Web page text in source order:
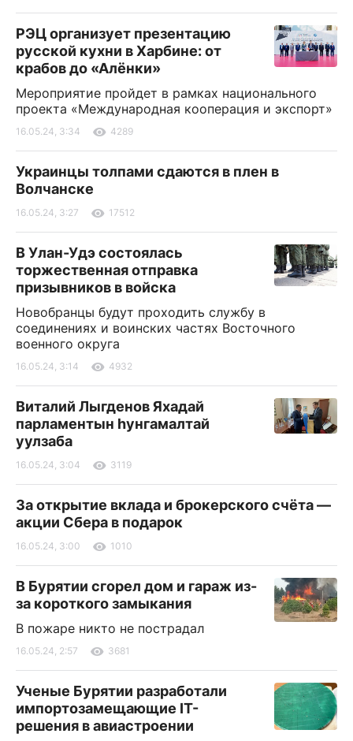
РЭЦ организует презентацию
русской кухни в Харбине: от
крабов до «Алёнки»
Мероприятие пройдет в рамках национального
проекта «Международная кооперация и экспорт»
16.05.24, 3:34 4289
Украинцы толпами сдаются в плен в
Волчанске
16.05.24, 3:27 17512
В Улан-Удэ состоялась
торжественная отправка
призывников в войска
Новобранцы будут проходить службу в
соединениях и воинских частях Восточного
военного округа
16.05.24, 3:14 4932
Виталий Лыгденов Яхадай
парламентын һунгамалтай
уулзаба
16.05.24, 3:04 3119
За открытие вклада и брокерского счёта —
акции Сбера в подарок
16.05.24, 3:00 1010
В Бурятии сгорел дом и гараж из-
за короткого замыкания
В пожаре никто не пострадал
16.05.24, 2:57 3681
Ученые Бурятии разработали
импортозамещающие IT-
решения в авиастроении